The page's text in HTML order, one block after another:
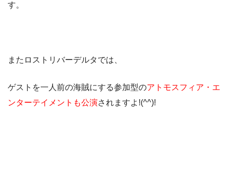
す。
またロストリバーデルタでは、
ゲストを一人前の海賊にする参加型のアトモスフィア・エ
ンターテイメントも公演されますよ!(^^)!